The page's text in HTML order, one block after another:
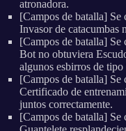
atronadora.
[Campos de batalla]
Invasor de catacumbas
[Campos de batalla]
Bot no obtuviera
algunos esbirros de
[Campos de batalla]
Certificado de
juntos correctamente.
[Campos de batalla]